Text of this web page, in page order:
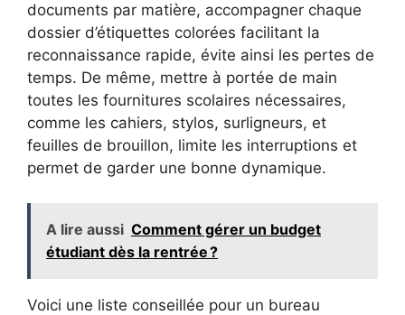
documents par matière, accompagner chaque
dossier d’étiquettes colorées facilitant la
reconnaissance rapide, évite ainsi les pertes de
temps. De même, mettre à portée de main
toutes les fournitures scolaires nécessaires,
comme les cahiers, stylos, surligneurs, et
feuilles de brouillon, limite les interruptions et
permet de garder une bonne dynamique.
A lire aussi Comment gérer un budget
étudiant dès la rentrée ?
Voici une liste conseillée pour un bureau